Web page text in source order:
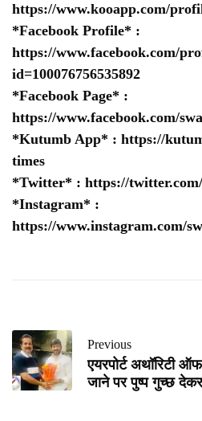
https://www.kooapp.com/
*Facebook Profile* :
https://www.facebook.com/
id=100076756535892
*Facebook Page* :
https://www.facebook.com/
*Kutumb App* : https://
times
*Twitter* : https://
*Instagram* :
https://www.instagram.com/
Previous
एयरपोर्ट अथॉरिटी
जाने पर पुष्प गुच्छ